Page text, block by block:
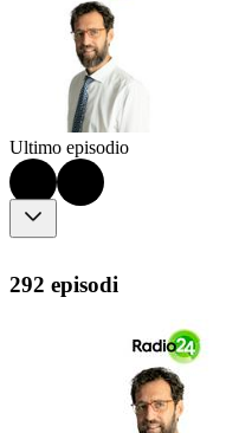
Ultimo episodio
292 episodi